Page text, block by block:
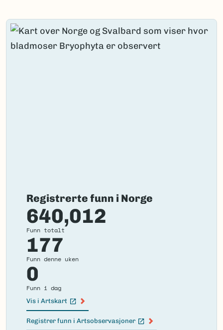
Registrerte funn i Norge
640,012
Funn totalt
177
Funn denne uken
0
Funn i dag
Vis i Artskart
(Ekstern lenke)
Registrer funn i Artsobservasjoner
(Ekstern lenke)